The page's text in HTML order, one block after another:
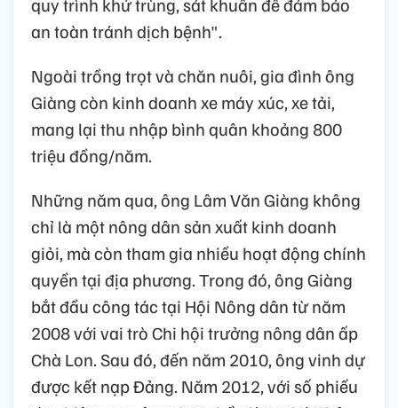
an toàn tránh dịch bệnh".
Ngoài trồng trọt và chăn nuôi, gia đình ông
Giàng còn kinh doanh xe máy xúc, xe tải,
mang lại thu nhập bình quân khoảng 800
triệu đồng/năm.
Những năm qua, ông Lâm Văn Giàng không
chỉ là một nông dân sản xuất kinh doanh
giỏi, mà còn tham gia nhiều hoạt động chính
quyền tại địa phương. Trong đó, ông Giàng
bắt đầu công tác tại Hội Nông dân từ năm
2008 với vai trò Chi hội trưởng nông dân ấp
Chà Lon. Sau đó, đến năm 2010, ông vinh dự
được kết nạp Đảng. Năm 2012, với số phiếu